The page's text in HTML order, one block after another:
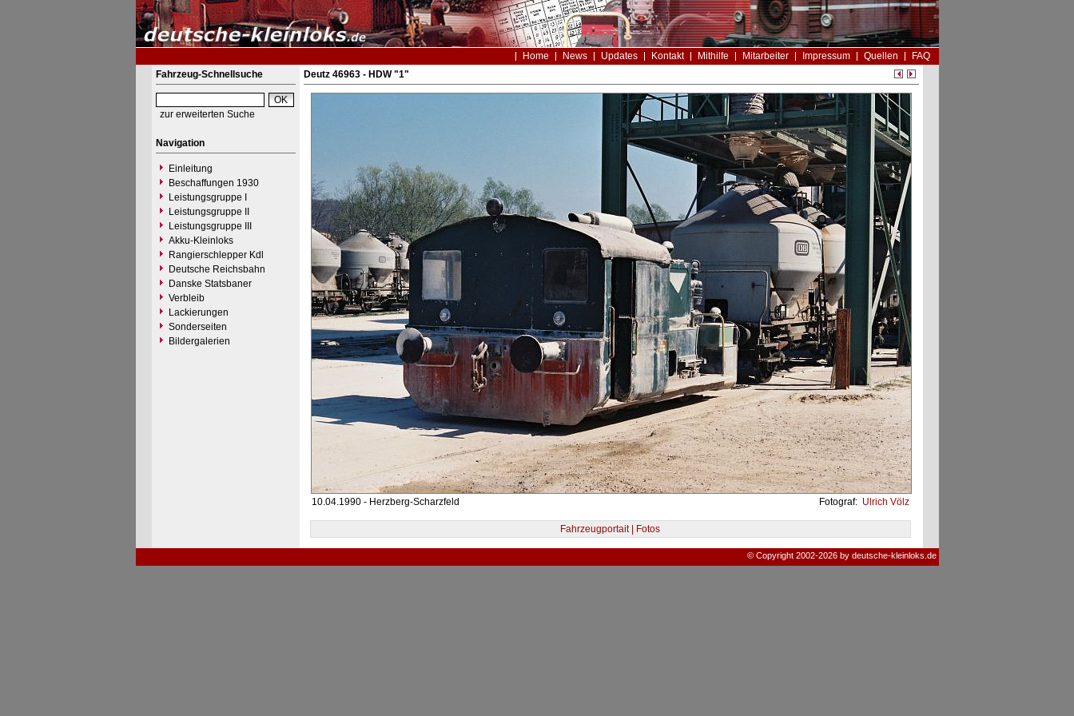
Home News Updates Kontakt Mithilfe Mitarbeiter Impressum Quellen
FAQ
Fahrzeug-Schnellsuche
zur erweiterten Suche
Navigation
Einleitung
Beschaffungen 1930
Leistungsgruppe I
Leistungsgruppe II
Leistungsgruppe III
Akku-Kleinloks
Rangierschlepper Kdl
Deutsche Reichsbahn
Danske Statsbaner
Verbleib
Lackierungen
Sonderseiten
Bildergalerien
Deutz 46963 - HDW "1"
10.04.1990 - Herzberg-Scharzfeld Fotograf: Ulrich Völz
Fahrzeugportait | Fotos
© Copyright 2002-2026 by deutsche-kleinloks.de